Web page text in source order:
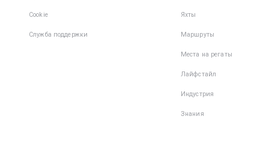
Cookie
Служба поддержки
Яхты
Маршруты
Места на регаты
Лайфстайл
Индустрия
Знания